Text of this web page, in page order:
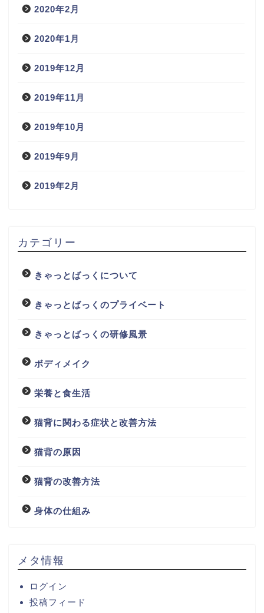
2020年2月
2020年1月
2019年12月
2019年11月
2019年10月
2019年9月
2019年2月
カテゴリー
きゃっとばっくについて
きゃっとばっくのプライベート
きゃっとばっくの研修風景
ボディメイク
栄養と食生活
猫背に関わる症状と改善方法
猫背の原因
猫背の改善方法
身体の仕組み
メタ情報
ログイン
投稿フィード